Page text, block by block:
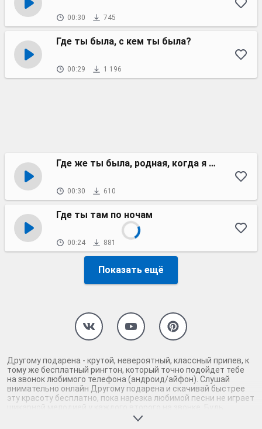
00:30 745
Где ты была, с кем ты была?
00:29 1 196
Где же ты была, родная, когда я звонил тебе?
00:30 610
Где ты там по ночам
00:24 881
Показать ещё
Другому подарена - крутой, невероятный, классный припев, к
тому же бесплатный рингтон, который точно подойдет тебе
на звонок любимого телефона (андроид/айфон). Слушай
внимательно онлайн Другому подарена и скачивай быстрее
эту красоту бесплатно, пока нарезка любимой песни не играет
шикарной мелодией у каждого второго на звонке. Будь
первым, кто скачает бесплатно сей шедевр музыки и оценит